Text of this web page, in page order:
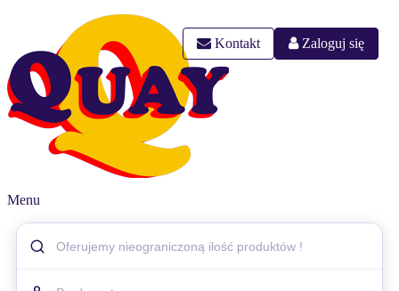
Kontakt Zaloguj się
Menu